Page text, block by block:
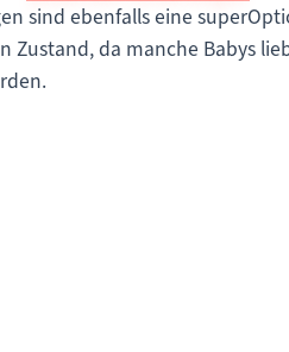
sind ebenfalls eine
da manche Babys